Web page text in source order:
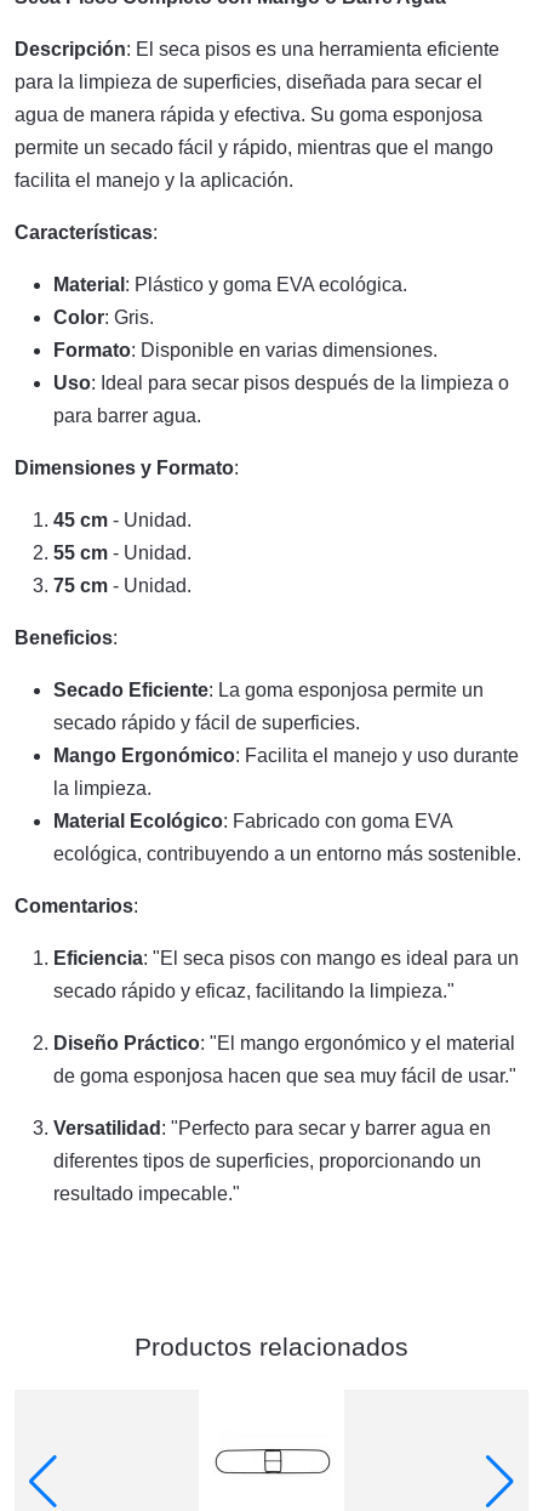
Descripción: El seca pisos es una herramienta eficiente
para la limpieza de superficies, diseñada para secar el
agua de manera rápida y efectiva. Su goma esponjosa
permite un secado fácil y rápido, mientras que el mango
facilita el manejo y la aplicación.
Características:
Material : Plástico y goma EVA ecológica.
Color: Gris.
Formato: Disponible en varias dimensiones.
Uso: Ideal para secar pisos después de la limpieza o
para barrer agua.
Dimensiones y Formato:
45 cm - Unidad.
55 cm - Unidad.
75 cm - Unidad.
Beneficios:
Secado Eficiente: La goma esponjosa permite un
secado rápido y fácil de superficies.
Mango Ergonómico: Facilita el manejo y uso durante
la limpieza.
Material Ecológico: Fabricado con goma EVA
ecológica, contribuyendo a un entorno más sostenible.
Comentarios:
Eficiencia: "El seca pisos con mango es ideal para un
secado rápido y eficaz, facilitando la limpieza."
Diseño Práctico: "El mango ergonómico y el material
de goma esponjosa hacen que sea muy fácil de usar."
Versatilidad : "Perfecto para secar y barrer agua en
diferentes tipos de superficies, proporcionando un
resultado impecable."
Productos relacionados